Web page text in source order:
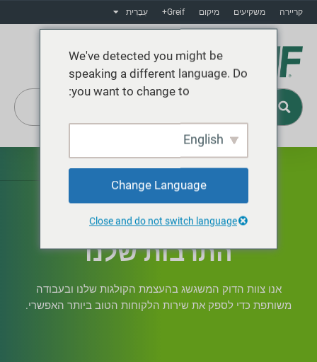
קריירה משקיעים מיקום Greif+ עִבְרִית
התרבות שלנו
אנו צוות הדוק המשגשג בהעצמת הקולגות שלנו ובעבודה
משותפת כדי לספק את שירות הלקוחות הטוב ביותר האפשרי.
We've detected you might be
speaking a different language. Do
you want to change to:
English
Change Language
Close and do not switch language